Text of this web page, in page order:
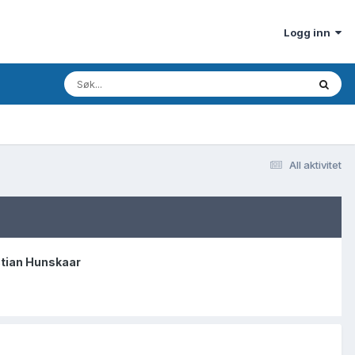
Logg inn
All aktivitet
Hunskaar